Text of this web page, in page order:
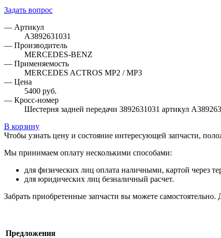
Задать вопрос
— Артикул
A3892631031
— Производитель
MERCEDES-BENZ
— Применяемость
MERCEDES ACTROS MP2 / MP3
— Цена
5400 руб.
— Кросс-номер
Шестерня задней передачи 3892631031 артикул
В корзину
Чтобы узнать цену и состояние интересующей запчасти,
Мы принимаем оплату несколькими способами:
для физических лиц оплата наличными, картой через
для юридических лиц безналичный расчет.
Забрать приобретенные запчасти вы можете
Предложения